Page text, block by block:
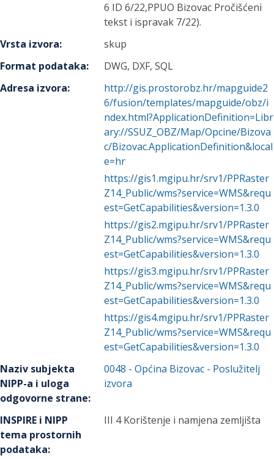
6 ID 6/22,PPUO Bizovac Pročišćeni
tekst i ispravak 7/22).
Vrsta izvora:
skup
Format podataka:
DWG, DXF, SQL
Adresa izvora:
http://gis.prostorobz.hr/mapguide2
6/fusion/templates/mapguide/obz/i
ndex.html?ApplicationDefinition=Libr
ary://SSUZ_OBZ/Map/Opcine/Bizova
c/Bizovac.ApplicationDefinition&local
e=hr
https://gis1.mgipu.hr/srv1/PPRaster
Z14_Public/wms?service=WMS&requ
est=GetCapabilities&version=1.3.0
https://gis2.mgipu.hr/srv1/PPRaster
Z14_Public/wms?service=WMS&requ
est=GetCapabilities&version=1.3.0
https://gis3.mgipu.hr/srv1/PPRaster
Z14_Public/wms?service=WMS&requ
est=GetCapabilities&version=1.3.0
https://gis4.mgipu.hr/srv1/PPRaster
Z14_Public/wms?service=WMS&requ
est=GetCapabilities&version=1.3.0
Naziv subjekta
NIPP-a i uloga
odgovorne strane:
0048 -Općina Bizovac - Poslužitelj
izvora
INSPIRE i NIPP
tema prostornih
podataka:
III 4 Korištenje i namjena zemljišta